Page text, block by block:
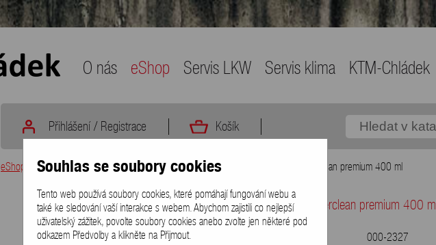
O nás eShop Servis LKW Servis klima KTM-Chládek
Přihlášení / Registrace Košík
eShop >Autochemie> Univerzální čističe a ochranné prostředky BERNER Wonderclean premium 400 ml
BERNER Wonderclean premium 400 ml
000-2327
Souhlas se soubory cookies
Tento web používá soubory cookies, které pomáhají fungování webu a
také ke sledování vaší interakce s webem. Abychom zajistili co nejlepší
uživatelský zážitek, povolte soubory cookies anebo zvolte jen některé pod
odkazem Předvolby a klikněte na Přijmout.